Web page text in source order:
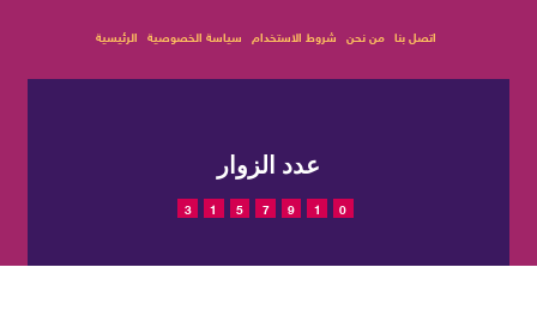
الرئيسية سياسة الخصوصية شروط الاستخدام من نحن اتصل بنا
عدد الزوار
3 1 5 7 9 1 0